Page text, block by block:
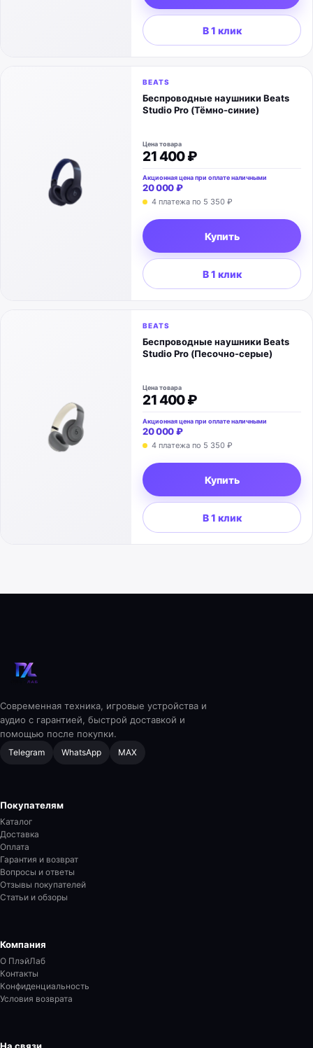
В 1 клик
BEATS
Беспроводные наушники Beats
Studio Pro (Тёмно-синие)
Цена товара
21 400 ₽
Акционная цена при оплате наличными
20 000 ₽
4 платежа по 5 350 ₽
Купить
В 1 клик
BEATS
Беспроводные наушники Beats
Studio Pro (Песочно-серые)
Цена товара
21 400 ₽
Акционная цена при оплате наличными
20 000 ₽
4 платежа по 5 350 ₽
Купить
В 1 клик
Современная техника, игровые устройства и
аудио с гарантией, быстрой доставкой и
помощью после покупки.
Telegram WhatsApp MAX
Покупателям
Каталог
Доставка
Оплата
Гарантия и возврат
Вопросы и ответы
Отзывы покупателей
Статьи и обзоры
Компания
О ПлэйЛаб
Контакты
Конфиденциальность
Условия возврата